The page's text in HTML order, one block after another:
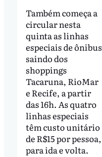
Também começa a
circular nesta
quinta as linhas
especiais de ônibus
saindo dos
shoppings
Tacaruna, RioMar
e Recife, a partir
das 16h. As quatro
linhas especiais
têm custo unitário
de R$15 por pessoa,
para ida e volta.